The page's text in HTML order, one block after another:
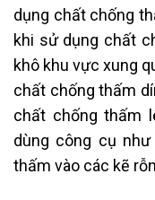
dụng chất chống
khi sử dụng chất
khô khu vực xung
chất chống thấm
chất chống thấm
dùng công cụ
thấm vào các kẽ